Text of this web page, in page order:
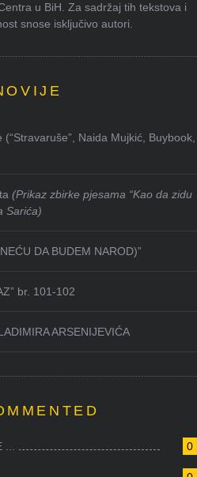
u BiH. Za sadržaj tih tekstova i
snose isključivo autori.
Naida Mujkić, Buybook,
(Prikaz zbirke pjesama “Kao da zidu
Sarića)
DA BUDEM NAROD)”
br. 101-102
ARSENIJEVIĆA
0